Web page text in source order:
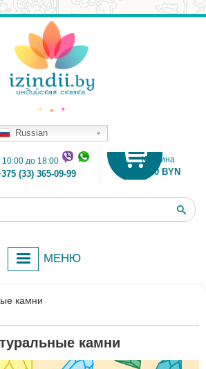
Russian
Корзина
0.00 BYN
10:00 до 18:00
(33) 365-09-99
МЕНЮ
камни
камни